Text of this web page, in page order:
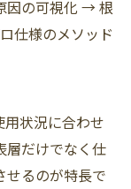
因の可視化 → 根
仕様のメソッド
状況に合わせ
層だけでなく仕
せるのが特長で